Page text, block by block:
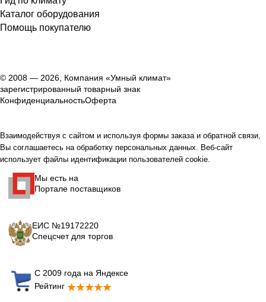
Каталог оборудования
Помощь покупателю
© 2008 — 2026, Компания «Умный климат»
зарегистрированный товарный знак
КонфиденциальностьОферта
Взаимодействуя с сайтом и используя формы заказа и обратной связи,
Вы соглашаетесь на обработку персональных данных. Веб-сайт
использует файлы идентификации пользователей cookie.
Мы есть на
Портале поставщиков
ЕИС №19172220
Спецсчет для торгов
С 2009 года на Яндексе
Рейтинг